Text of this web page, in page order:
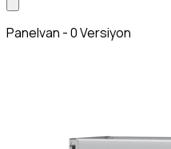
Panelvan - 0 Versiyon